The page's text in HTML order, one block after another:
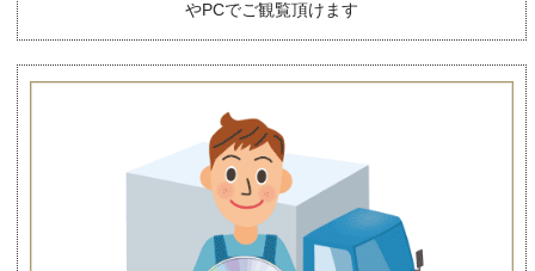
やPCでご観覧頂けます